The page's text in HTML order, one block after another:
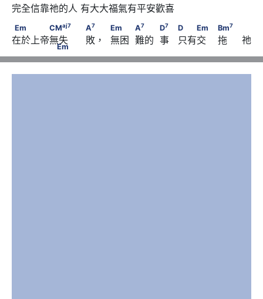
完全信靠祂的人 有大大福氣有平安歡喜
Em　　　　CM
7 A7
Em　　            A7 D7
D　　Em　                        Bm7
Em CMaj7 A7 Em A7 D7 D Em Bm7
Em
在於上帝無失      敗，  無困  難的  事   只有交    拖     祂